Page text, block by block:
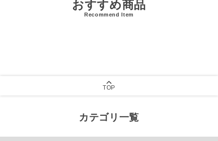
おすすめ商品
Recommend Item
TOP
カテゴリ一覧